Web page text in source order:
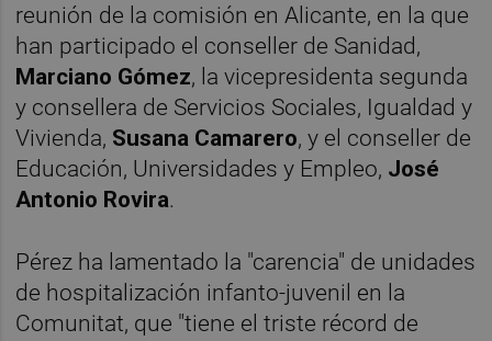
reunión de la comisión en Alicante, en la que
han participado el conseller de Sanidad,
Marciano Gómez, la vicepresidenta segunda
y consellera de Servicios Sociales, Igualdad y
Vivienda, Susana Camarero, y el conseller de
Educación, Universidades y Empleo, José
Antonio Rovira.
Pérez ha lamentado la "carencia" de unidades
de hospitalización infanto-juvenil en la
Comunitat, que "tiene el triste récord de